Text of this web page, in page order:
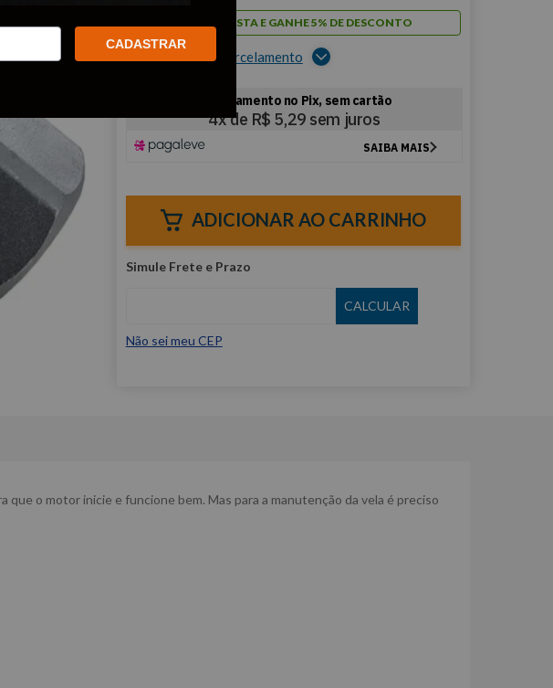
PAGUE À VISTA E GANHE 5% DE DESCONTO
Ver opções de parcelamento
ADICIONAR AO CARRINHO
Não sei meu CEP
o motor inicie e funcione bem. Mas para a manutenção da vela é preciso
CADASTRAR